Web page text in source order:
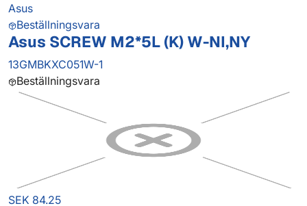
Asus
Beställningsvara
Asus SCREW M2*5L (K) W-NI,NY
13GMBKXC051W-1
Beställningsvara
SEK 84.25